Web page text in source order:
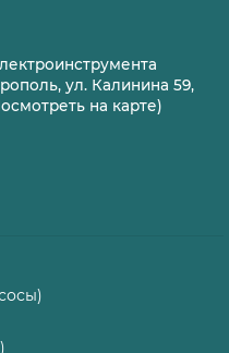
ул. Калинина 59,
на карте)